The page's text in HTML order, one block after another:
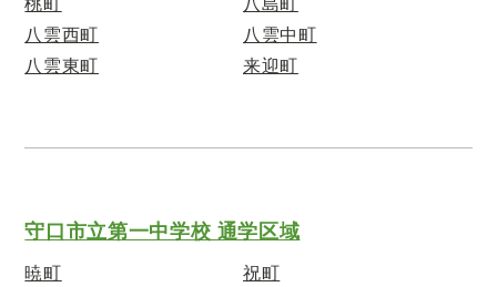
八雲西町
八雲中町
八雲東町
来迎町
守口市立第一中学校 通学区域
暁町
祝町